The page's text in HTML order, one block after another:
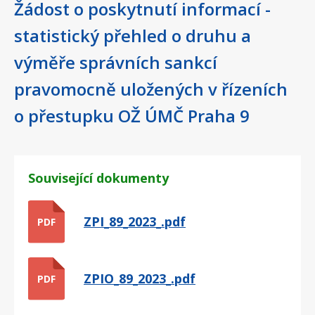
Žádost o poskytnutí informací -
statistický přehled o druhu a
výměře správních sankcí
pravomocně uložených v řízeních
o přestupku OŽ ÚMČ Praha 9
Související dokumenty
PDF ZPI_89_2023_.pdf
PDF ZPIO_89_2023_.pdf